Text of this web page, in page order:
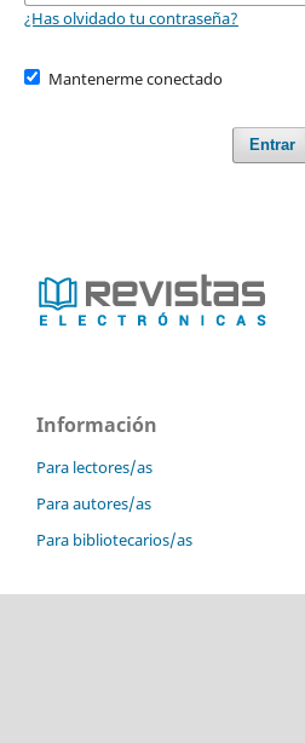
¿Has olvidado tu contraseña?
Mantenerme conectado
Entrar
Información
Para lectores/as
Para autores/as
Para bibliotecarios/as